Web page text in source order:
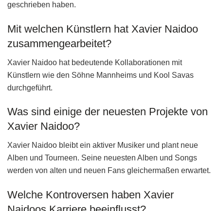
geschrieben haben.
Mit welchen Künstlern hat Xavier Naidoo
zusammengearbeitet?
Xavier Naidoo hat bedeutende Kollaborationen mit
Künstlern wie den Söhne Mannheims und Kool Savas
durchgeführt.
Was sind einige der neuesten Projekte von
Xavier Naidoo?
Xavier Naidoo bleibt ein aktiver Musiker und plant neue
Alben und Tourneen. Seine neuesten Alben und Songs
werden von alten und neuen Fans gleichermaßen erwartet.
Welche Kontroversen haben Xavier